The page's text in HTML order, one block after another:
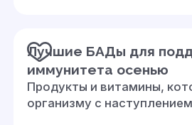
Лучшие БАДы для
иммунитета осенью
Продукты и витамины,
организму с